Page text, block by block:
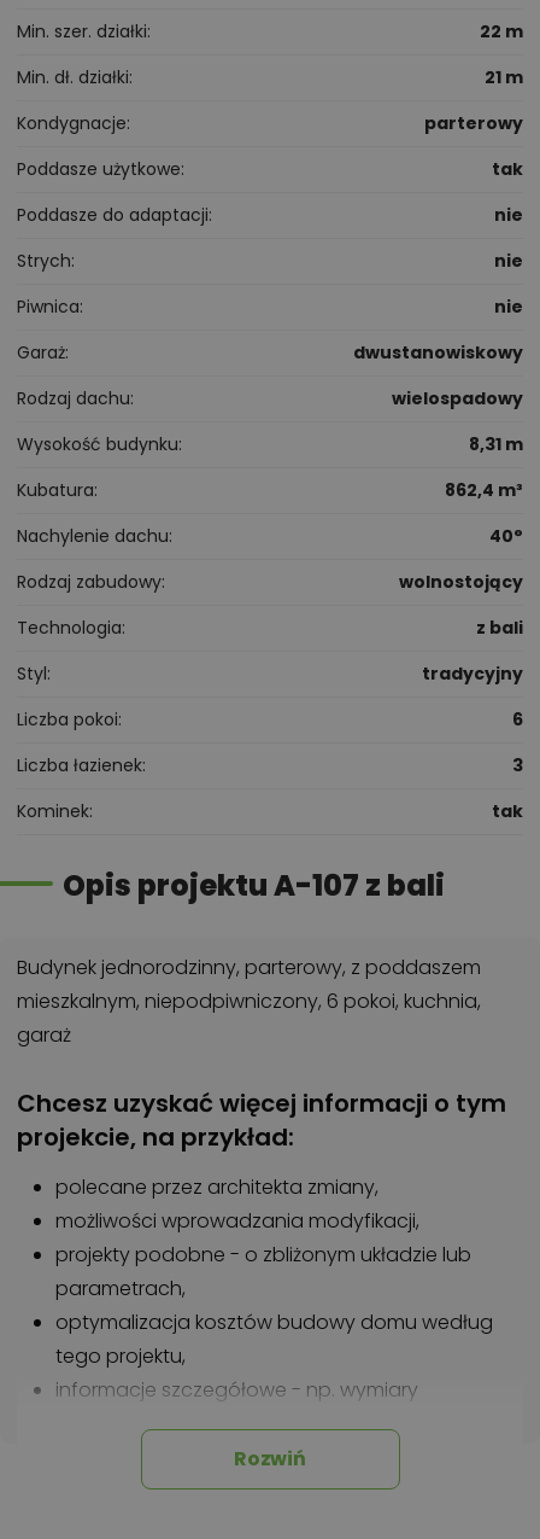
Min. szer. działki
22 m
Min. dł. działki
21 m
Kondygnacje
parterowy
Poddasze użytkowe
tak
Poddasze do adaptacji
nie
Strych
nie
Piwnica
nie
Garaż
dwustanowiskowy
Rodzaj dachu
wielospadowy
Wysokość budynku
8,31 m
Kubatura
862,4 m³
Nachylenie dachu
40°
Rodzaj zabudowy
wolnostojący
Technologia
z bali
Styl
tradycyjny
Liczba pokoi
6
Liczba łazienek
3
Kominek
tak
Opis projektu A-107 z bali
Budynek jednorodzinny, parterowy, z poddaszem
mieszkalnym, niepodpiwniczony, 6 pokoi, kuchnia,
garaż
Chcesz uzyskać więcej informacji o tym
projekcie, na przykład:
polecane przez architekta zmiany,
możliwości wprowadzania modyfikacji,
projekty podobne - o zbliżonym układzie lub
parametrach,
optymalizacja kosztów budowy domu według
tego projektu,
informacje szczegółowe - np. wymiary
pomieszczeń, instalacje, materiały?
Rozwiń